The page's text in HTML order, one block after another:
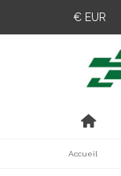
€ EUR
Accueil